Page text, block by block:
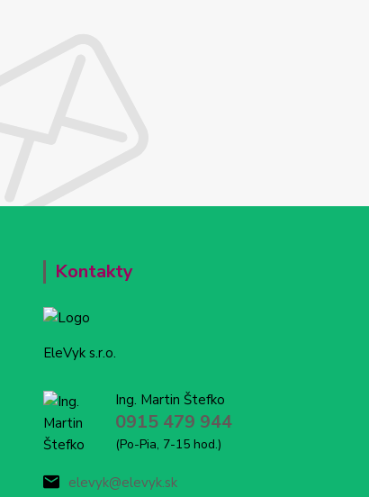
Kontakty
EleVyk s.r.o.
Ing. Martin Štefko
0915 479 944
(Po-Pia, 7-15 hod.)
elevyk@elevyk.sk